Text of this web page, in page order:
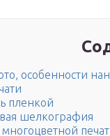
особенности
пленкой
шелкография